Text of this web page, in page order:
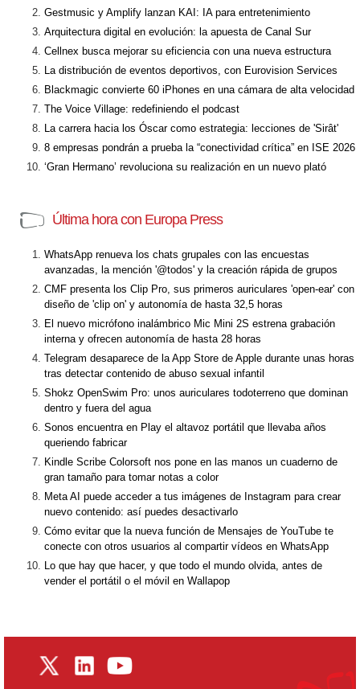
Gestmusic y Amplify lanzan KAI: IA para entretenimiento
Arquitectura digital en evolución: la apuesta de Canal Sur
Cellnex busca mejorar su eficiencia con una nueva estructura
La distribución de eventos deportivos, con Eurovision Services
Blackmagic convierte 60 iPhones en una cámara de alta velocidad
The Voice Village: redefiniendo el podcast
La carrera hacia los Óscar como estrategia: lecciones de 'Sirât'
8 empresas pondrán a prueba la “conectividad crítica” en ISE 2026
‘Gran Hermano’ revoluciona su realización en un nuevo plató
Última hora con Europa Press
WhatsApp renueva los chats grupales con las encuestas
avanzadas, la mención '@todos' y la creación rápida de grupos
CMF presenta los Clip Pro, sus primeros auriculares 'open-ear' con
diseño de 'clip on' y autonomía de hasta 32,5 horas
El nuevo micrófono inalámbrico Mic Mini 2S estrena grabación
interna y ofrecen autonomía de hasta 28 horas
Telegram desaparece de la App Store de Apple durante unas horas
tras detectar contenido de abuso sexual infantil
Shokz OpenSwim Pro: unos auriculares todoterreno que dominan
dentro y fuera del agua
Sonos encuentra en Play el altavoz portátil que llevaba años
queriendo fabricar
Kindle Scribe Colorsoft nos pone en las manos un cuaderno de
gran tamaño para tomar notas a color
Meta AI puede acceder a tus imágenes de Instagram para crear
nuevo contenido: así puedes desactivarlo
Cómo evitar que la nueva función de Mensajes de YouTube te
conecte con otros usuarios al compartir vídeos en WhatsApp
Lo que hay que hacer, y que todo el mundo olvida, antes de
vender el portátil o el móvil en Wallapop